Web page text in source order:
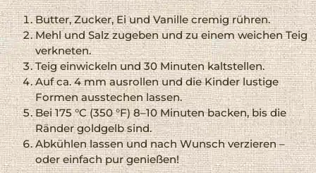
Butter, Zucker, Ei und Vanille cremig rühren.
Mehl und Salz zugeben und zu einem weichen Teig
verkneten.
Teig einwickeln und 30 Minuten kaltstellen.
Auf ca. 4 mm ausrollen und die Kinder lustige
Formen ausstechen lassen.
Bei 175 °C (350 °F) 8–10 Minuten backen, bis die
Ränder goldgelb sind.
Abkühlen lassen und nach Wunsch verzieren –
oder einfach pur genießen!